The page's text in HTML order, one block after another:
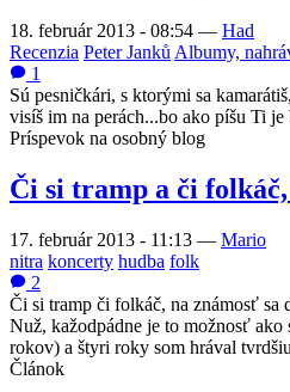
18. február 2013 - 08:54 — Had
Recenzia Peter Janků Albumy,
1
Sú pesničkári, s ktorými sa
visíš im na perách...bo ako píšu Ti
Príspevok na osobný blog
Či si tramp a či
17. február 2013 - 11:13 — Mario
nitra koncerty hudba folk
2
Či si tramp či folkáč, na známosť sa
Nuž, kažodpádne je to možnosť
rokov) a štyri roky som hrával
Článok